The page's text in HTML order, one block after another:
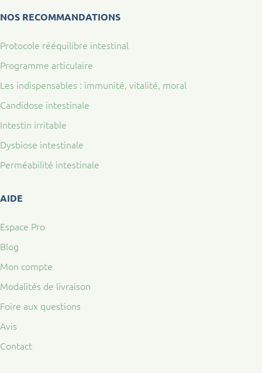
NOS RECOMMANDATIONS
Protocole rééquilibre intestinal
Programme articulaire
Les indispensables : immunité, vitalité, moral
Candidose intestinale
Intestin irritable
Dysbiose intestinale
Perméabilité intestinale
AIDE
Espace Pro
Blog
Mon compte
Modalités de livraison
Foire aux questions
Avis
Contact